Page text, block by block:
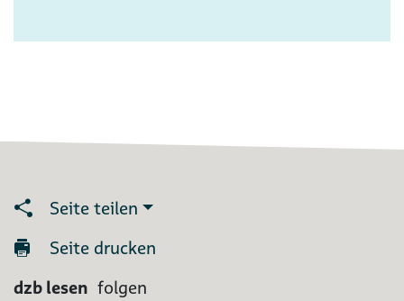
Seite teilen
Seite drucken
dzb lesen folgen